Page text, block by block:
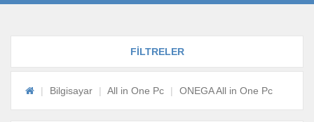
FİLTRELER
Bilgisayar All in One Pc ONEGA All in One Pc